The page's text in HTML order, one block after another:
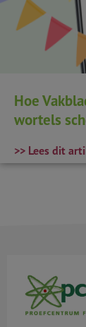
Hoe
wortels
>> Lees dit